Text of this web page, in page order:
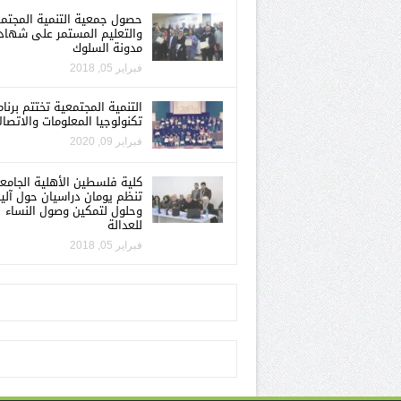
حصول جمعية التنمية
والتعليم المستمر على
مدونة السلوك
فبراير 05, 2018
التنمية المجتمعية تختتم
تكنولوجيا المعلومات
فبراير 09, 2020
كلية فلسطين الأهلية
تنظم يومان دراسيان حول
وحلول لتمكين وصول النساء
للعدالة
فبراير 05, 2018